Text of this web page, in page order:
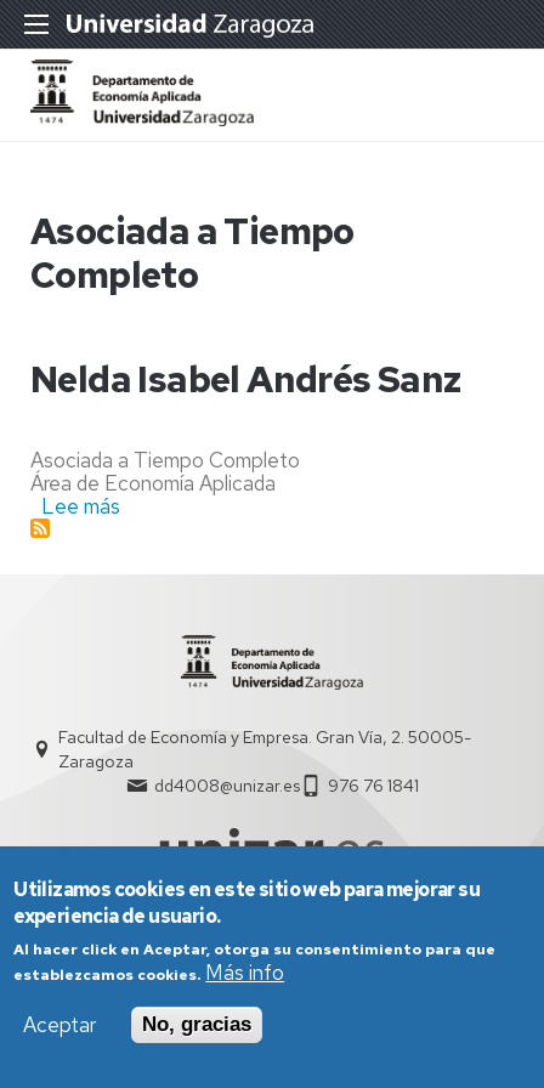
Asociada a Tiempo
Completo
Nelda Isabel Andrés Sanz
Asociada a Tiempo Completo
Área de Economía Aplicada
Lee más
Facultad de Economía y Empresa. Gran Vía, 2. 50005-
Zaragoza
dd4008@unizar.es
976 76 1841
Aviso Legal
Condiciones generales de uso
Política de Privacidad
Política de Cookies
Utilizamos cookies en este sitio web para mejorar su
experiencia de usuario.
Al hacer click en Aceptar, otorga su consentimiento para que
establezcamos cookies. Más info
Aceptar
No, gracias